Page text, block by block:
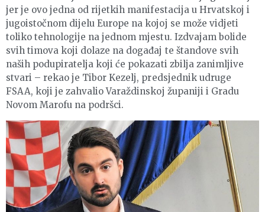
jer je ovo jedna od rijetkih manifestacija u Hrvatskoj i
jugoistočnom dijelu Europe na kojoj se može vidjeti
toliko tehnologije na jednom mjestu. Izdvajam bolide
svih timova koji dolaze na događaj te štandove svih
naših podupiratelja koji će pokazati zbilja zanimljive
stvari – rekao je Tibor Kezelj, predsjednik udruge
FSAA, koji je zahvalio Varaždinskoj županiji i Gradu
Novom Marofu na podršci.